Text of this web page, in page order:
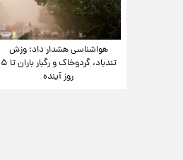
هواشناسی هشدار داد: وزش
تندباد، گردوخاک و رگبار باران تا ۵
روز آینده